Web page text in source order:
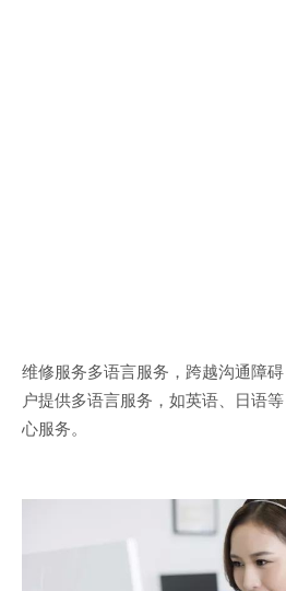
维修服务多语言服务，跨越沟通障
户提供多语言服务，如英语、日语
心服务。